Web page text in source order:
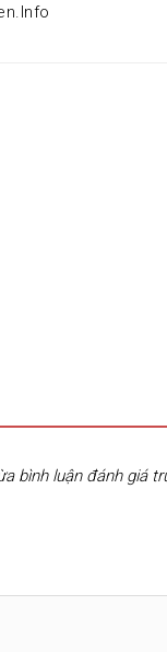
bình luận đánh giá